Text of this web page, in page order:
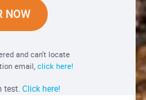
NOW
and can't locate
email,click here!
test. Click here!